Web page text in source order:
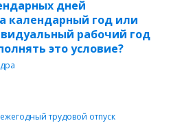
дней
календарный год или
рабочий год
это условие?
трудовой отпуск